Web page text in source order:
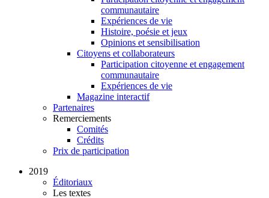
communautaire
Expériences de vie
Histoire, poésie et jeux
Opinions et sensibilisation
Citoyens et collaborateurs
Participation citoyenne et engagement
communautaire
Expériences de vie
Magazine interactif
Partenaires
Remerciements
Comités
Crédits
Prix de participation
2019
Éditoriaux
Les textes